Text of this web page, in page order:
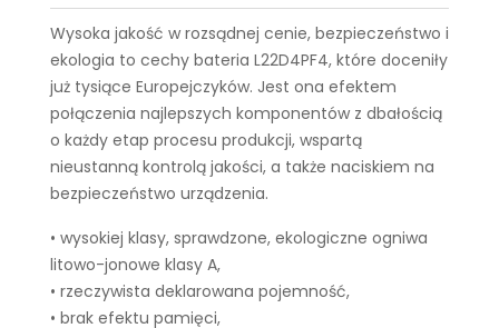
Wysoka jakość w rozsądnej cenie, bezpieczeństwo i
ekologia to cechy bateria L22D4PF4, które doceniły
już tysiące Europejczyków. Jest ona efektem
połączenia najlepszych komponentów z dbałością
o każdy etap procesu produkcji, wspartą
nieustanną kontrolą jakości, a także naciskiem na
bezpieczeństwo urządzenia.
• wysokiej klasy, sprawdzone, ekologiczne ogniwa
litowo-jonowe klasy A,
• rzeczywista deklarowana pojemność,
• brak efektu pamięci,